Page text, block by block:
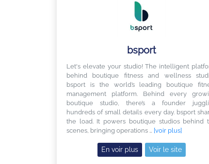
bsport
Let's elevate your studio! The intelligent
behind boutique fitness and wellness
bsport is the world’s leading boutique
management platform. Behind every
boutique studio, there’s a founder
hundreds of small details every day. bsport
the load. It powers boutique studios behind
scenes, bringing operations … [voir plus]
En voir plus Voir le site